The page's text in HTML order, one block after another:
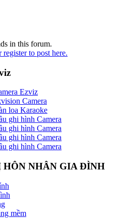
in this forum.
to post here.
Ezviz
Camera
loa Karaoke
ghi hình Camera
ghi hình Camera
ghi hình Camera
ghi hình Camera
HÔN NHÂN GIA ĐÌNH
mềm